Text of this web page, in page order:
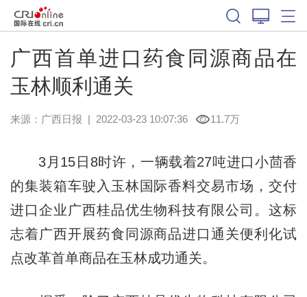
广西首单进口药食同源商品在
玉林顺利通关
来源： 广西日报 | 2022-03-23 10:07:36 11.7万
3月15日8时许，一辆载着27吨进口小茴香
的集装箱车驶入玉林国际香料交易市场，交付
进口企业广西桂品优生物科技有限公司。这标
志着广西开展药食同源商品进口通关便利化试
点改革首单商品在玉林成功通关。